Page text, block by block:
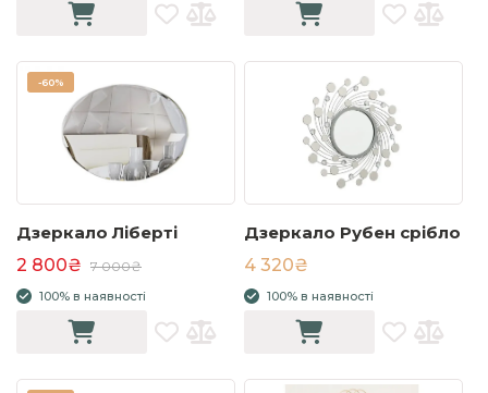
-60%
Дзеркало Ліберті
2 800₴ 7 000₴
100% в наявності
Дзеркало Рубен срібло
4 320₴
100% в наявності